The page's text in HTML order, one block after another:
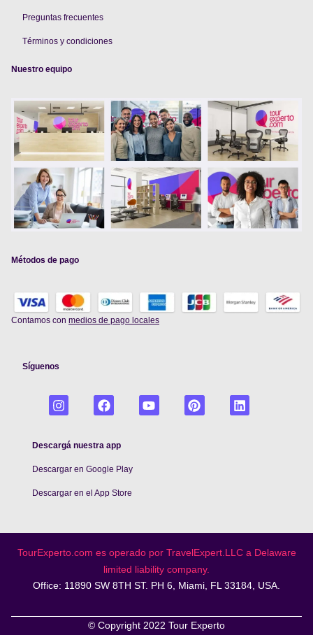
Preguntas frecuentes
Términos y condiciones
Nuestro equipo
Métodos de pago
Contamos con medios de pago locales
Síguenos
Descargá nuestra app
Descargar en Google Play
Descargar en el App Store
TourExperto.com es operado por TravelExpert.LLC a Delaware
limited liability company.
Office: 11890 SW 8TH ST. PH 6, Miami, FL 33184, USA.
© Copyright 2022 Tour Experto